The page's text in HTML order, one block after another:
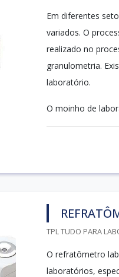
Em diferentes
variados. O
realizado no
granulometria.
laboratório.
O moinho de
TPL TUDO PARA
O refratômetro
laboratórios,